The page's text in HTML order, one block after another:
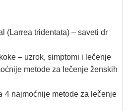
(Larrea tridentata) – saveti dr
– uzrok, simptomi i lečenje
metode za lečenje ženskih
4 najmoćnije metode za lečenje